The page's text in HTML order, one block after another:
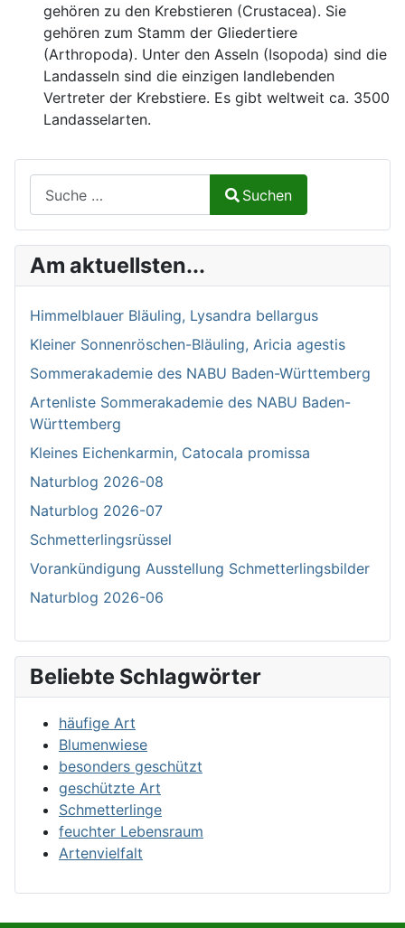
gehören zu den Krebstieren (Crustacea). Sie
gehören zum Stamm der Gliedertiere
(Arthropoda). Unter den Asseln (Isopoda) sind die
Landasseln sind die einzigen landlebenden
Vertreter der Krebstiere. Es gibt weltweit ca. 3500
Landasselarten.
Type 2 or more characters for results.
Suchen
Am aktuellsten...
Himmelblauer Bläuling, Lysandra bellargus
Kleiner Sonnenröschen-Bläuling, Aricia agestis
Sommerakademie des NABU Baden-Württemberg
Artenliste Sommerakademie des NABU Baden-
Württemberg
Kleines Eichenkarmin, Catocala promissa
Naturblog 2026-08
Naturblog 2026-07
Schmetterlingsrüssel
Vorankündigung Ausstellung Schmetterlingsbilder
Naturblog 2026-06
Beliebte Schlagwörter
häufige Art
Blumenwiese
besonders geschützt
geschützte Art
Schmetterlinge
feuchter Lebensraum
Artenvielfalt